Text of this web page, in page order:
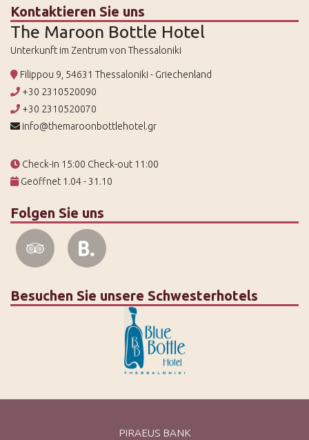
Kontaktieren Sie uns
The Maroon Bottle Hotel
Unterkunft im Zentrum von Thessaloniki
Filippou 9, 54631 Thessaloniki - Griechenland
+30 2310520090
+30 2310520070
info@themaroonbottlehotel.gr
Check-in 15:00 Check-out 11:00
Geöffnet 1.04 - 31.10
Folgen Sie uns
Besuchen Sie unsere Schwesterhotels
PIRAEUS BANK